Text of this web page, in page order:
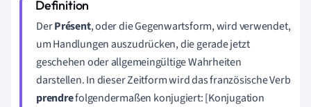
DerPrésent, oder die Gegenwartsform, wird verwendet,
um Handlungen auszudrücken, die gerade jetzt
geschehen oder allgemeingültige Wahrheiten
darstellen. In dieser Zeitform wird das französische Verb
prendrefolgendermaßen konjugiert: [Konjugation